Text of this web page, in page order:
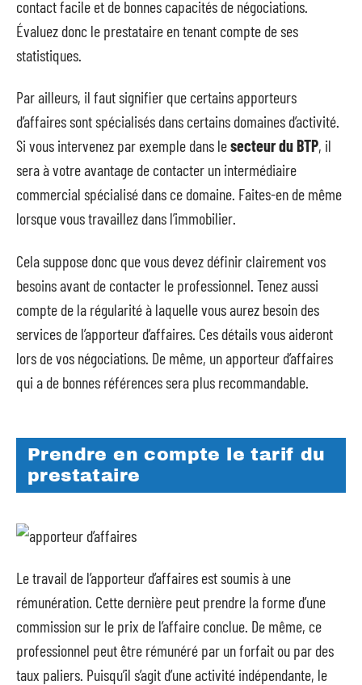
contact facile et de bonnes capacités de négociations.
Évaluez donc le prestataire en tenant compte de ses
statistiques.
Par ailleurs, il faut signifier que certains apporteurs
d’affaires sont spécialisés dans certains domaines d’activité.
Si vous intervenez par exemple dans lesecteur du BTP, il
sera à votre avantage de contacter un intermédiaire
commercial spécialisé dans ce domaine. Faites-en de même
lorsque vous travaillez dans l’immobilier.
Cela suppose donc que vous devez définir clairement vos
besoins avant de contacter le professionnel. Tenez aussi
compte de la régularité à laquelle vous aurez besoin des
services de l’apporteur d’affaires. Ces détails vous aideront
lors de vos négociations. De même, un apporteur d’affaires
qui a de bonnes références sera plus recommandable.
Prendre en compte le tarif du
prestataire
Le travail de l’apporteur d’affaires est soumis à une
rémunération. Cette dernière peut prendre la forme d’une
commission sur le prix de l’affaire conclue. De même, ce
professionnel peut être rémunéré par un forfait ou par des
taux paliers. Puisqu’il s’agit d’une activité indépendante, le